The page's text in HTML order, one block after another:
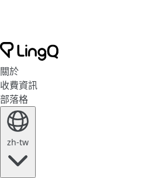
關於
收費資訊
部落格
zh-tw